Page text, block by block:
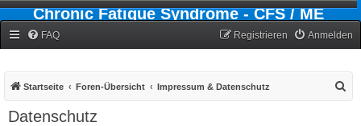
Chronic Fatigue Syndrome - CFS / ME
FAQ Anmelden
Registrieren
Startseite Foren-Übersicht Impressum & Datenschutz
Datenschutz